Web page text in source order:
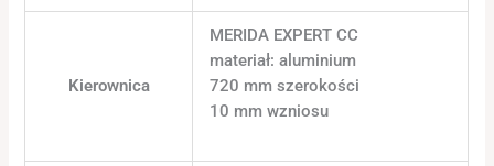
Kierownica
MERIDA EXPERT CC
materiał: aluminium
720 mm szerokości
10 mm wzniosu